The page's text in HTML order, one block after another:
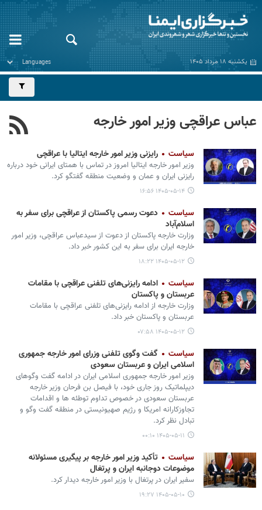
یکشنبه ۱۸ مرداد ۱۴۰۵
عباس عراقچی وزیر امور خارجه
سیاست رایزنی وزیر امور خارجه ایتالیا با عراقچی
وزیر امور خارجه ایتالیا امروز در تماس با همتای ایرانی خود درباره
رایزنی ایران و عمان و وضعیت منطقه گفتگو کرد.
۱۴۰۵-۰۵-۱۴ ۱۶:۵۶
سیاست
دعوت رسمی پاکستان از عراقچی برای سفر به
اسلام‌آباد
وزارت خارجه پاکستان از دعوت از سیدعباس عراقچی، وزیر امور
خارجه ایران برای سفر به این کشور خبر داد.
۱۴۰۵-۰۵-۱۲ ۱۸:۲۲
سیاست
ادامه رایزنی‌های تلفنی عراقچی با مقامات
عربستان و پاکستان
وزارت خارجه از ادامه رایزنی‌های تلفنی عراقچی با مقامات
عربستان و پاکستان خبر داد.
۱۴۰۵-۰۵-۱۲ ۰۷:۵۸
سیاست
گفت‌ وگوی تلفنی وزرای امور خارجه جمهوری
اسلامی ایران و عربستان سعودی
وزیر امور خارجه جمهوری اسلامی ایران در ادامه گفت وگوهای
دیپلماتیک روز جاری خود، با فیصل بن فرحان وزیر خارجه
عربستان سعودی در خصوص تداوم توطئه ها و اقدامات
تجاوزکارانه امریکا و رژیم صهیونیستی در منطقه گفت وگو و
تبادل نظر کرد.
۱۴۰۵-۰۵-۱۱ ۰۰:۱۰
سیاست
تأکید وزیر امور خارجه بر پیگیری مسئولانه
موضوعات دوجانبه ایران و پرتغال
سفیر ایران در پرتغال با وزیر امور خارجه دیدار کرد.
۱۴۰۵-۰۵-۱۰ ۱۹:۲۷